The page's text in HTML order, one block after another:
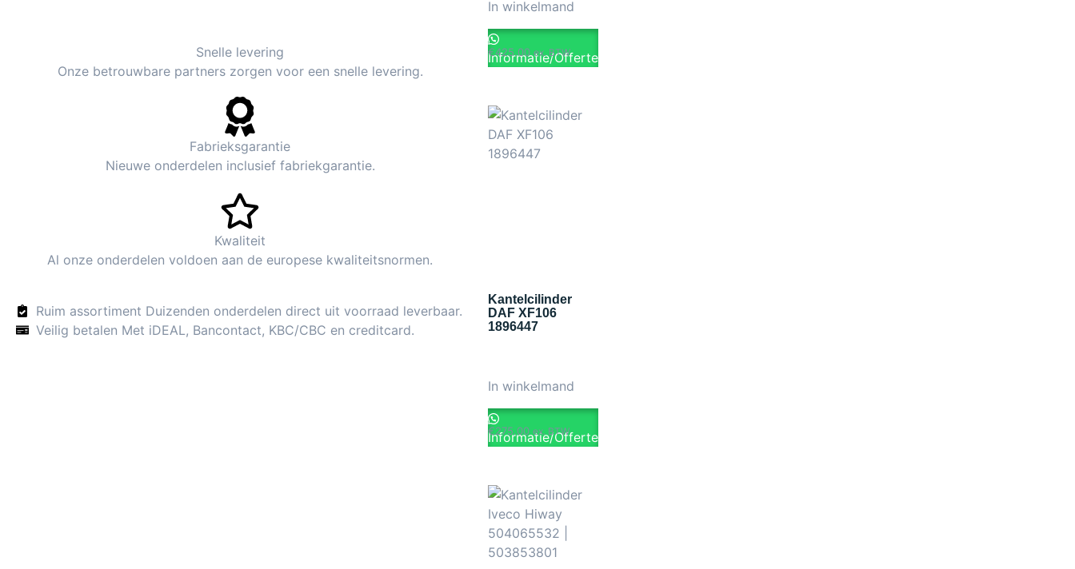
Snelle levering
Onze betrouwbare partners zorgen voor een snelle levering.
Fabrieksgarantie
Nieuwe onderdelen inclusief fabriekgarantie.
Kwaliteit
Al onze onderdelen voldoen aan de europese kwaliteitsnormen.
Ruim assortiment Duizenden onderdelen direct uit voorraad leverbaar.
Veilig betalen Met iDEAL, Bancontact, KBC/CBC en creditcard.
€425.00 ex. BTW
In winkelmand
Informatie/Offerte
Kantelcilinder
DAF XF106
1896447
€275.00 ex. BTW
In winkelmand
Informatie/Offerte